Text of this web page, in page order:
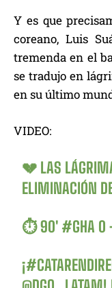
Y es que
coreano, Luis
tremenda en el
se tradujo en
en su último
VIDEO:
💔 LAS
ELIMINACIÓN
⏱️ 90′#GHA 0
¡